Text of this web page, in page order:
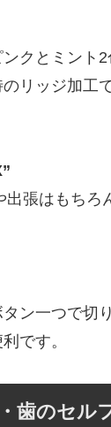
クとミント
リッジ加工
張はもちろ
ン一つで切
です。
歯のセル